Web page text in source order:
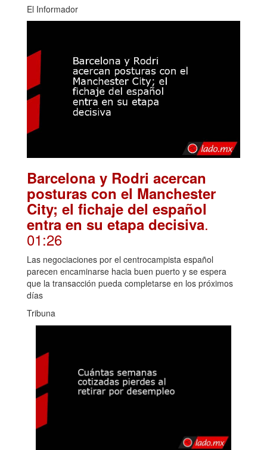
El Informador
Barcelona y Rodri acercan
posturas con el Manchester
City; el fichaje del español
entra en su etapa decisiva.
01:26
Las negociaciones por el centrocampista español
parecen encaminarse hacia buen puerto y se espera
que la transacción pueda completarse en los próximos
días
Tribuna